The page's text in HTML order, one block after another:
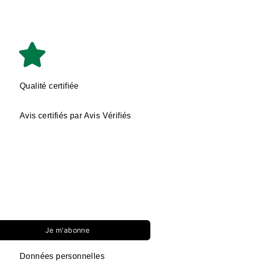
Qualité certifiée
Avis certifiés par Avis Vérifiés
Je m'abonne
Données personnelles